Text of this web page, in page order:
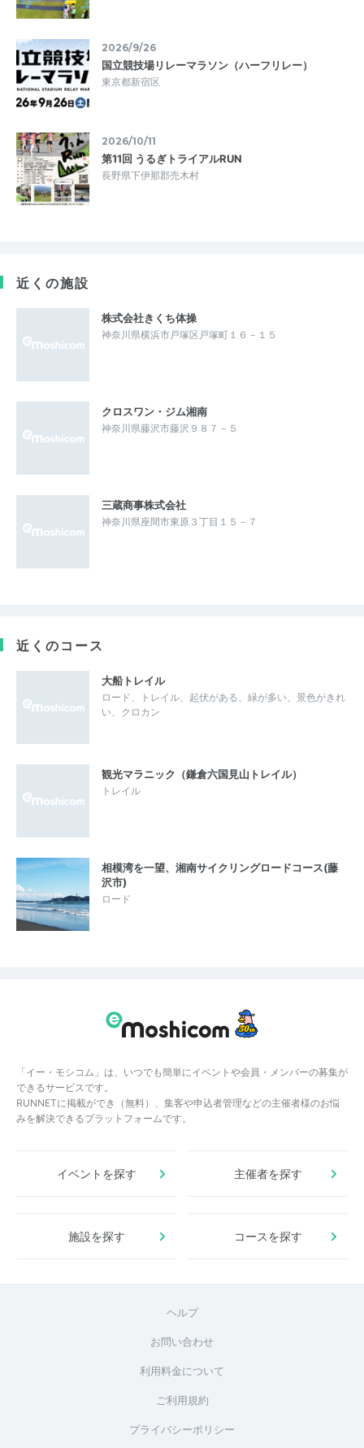
2026/9/26
国立競技場リレーマラソン（ハーフリレー）
東京都新宿区
2026/10/11
第11回 うるぎトライアルRUN
長野県下伊那郡売木村
近くの施設
株式会社きくち体操
神奈川県横浜市戸塚区戸塚町１６－１５
クロスワン・ジム湘南
神奈川県藤沢市藤沢９８７－５
三蔵商事株式会社
神奈川県座間市東原３丁目１５－７
近くのコース
大船トレイル
ロード、トレイル、起伏がある、緑が多い、景色がきれ
い、クロカン
観光マラニック（鎌倉六国見山トレイル）
トレイル
相模湾を一望、湘南サイクリングロードコース(藤
沢市)
ロード
「イー・モシコム」は、いつでも簡単にイベントや会員・メンバーの募集が
できるサービスです。
RUNNETに掲載ができ（無料）、集客や申込者管理などの主催者様のお悩
みを解決できるプラットフォームです。
イベントを探す 主催者を探す
施設を探す コースを探す
ヘルプ
お問い合わせ
利用料金について
ご利用規約
プライバシーポリシー